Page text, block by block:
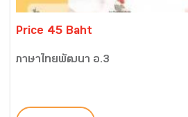
Price 45 Baht
ภาษาไทยพัฒนา อ.3